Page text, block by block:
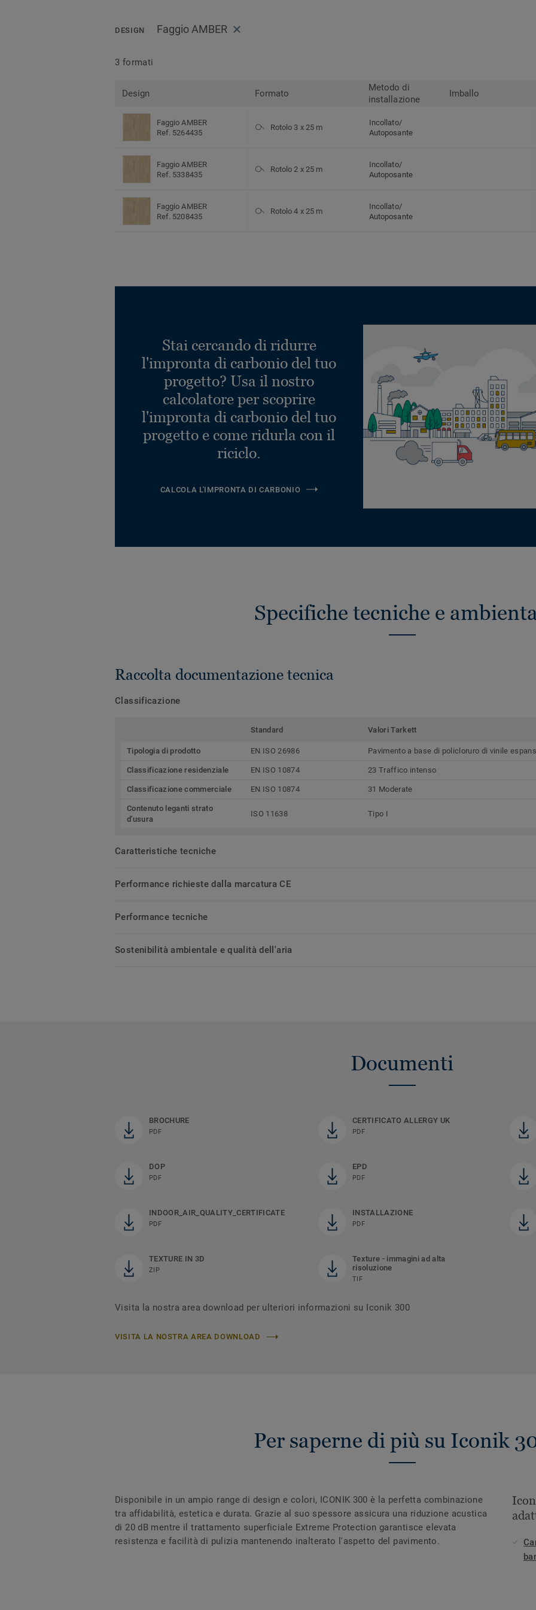
DESIGN Faggio AMBER
3 formati
Design Formato
Metodo di
installazione
Imballo
Faggio AMBER
Ref. 5264435
Rotolo 3 x 25 m
Incollato/
Autoposante
Faggio AMBER
Ref. 5338435
Rotolo 2 x 25 m
Incollato/
Autoposante
Faggio AMBER
Ref. 5208435
Rotolo 4 x 25 m
Incollato/
Autoposante
Stai cercando di ridurre
l'impronta di carbonio del tuo
progetto? Usa il nostro
calcolatore per scoprire
l'impronta di carbonio del tuo
progetto e come ridurla con il
riciclo.
CALCOLA L'IMPRONTA DI CARBONIO
Specifiche tecniche e
Raccolta documentazione tecnica
Classificazione
Standard Valori Tarkett
Tipologia di prodotto EN ISO 26986 Pavimento a base di policloruro di vinile
Classificazione residenziale EN ISO 10874 23 Traffico intenso
Classificazione commerciale EN ISO 10874 31 Moderate
Contenuto leganti strato
d'usura
ISO 11638 Tipo I
Caratteristiche tecniche
Performance richieste dalla marcatura CE
Performance tecniche
Sostenibilità ambientale e qualità dell'aria
Documenti
BROCHURE
PDF
CERTIFICATO ALLERGY UK
PDF
DOP
PDF
EPD
PDF
INDOOR_AIR_QUALITY_CERTIFICATE
PDF
INSTALLAZIONE
PDF
TEXTURE IN 3D
ZIP
Texture - immagini ad alta
risoluzione
TIF
Visita la nostra area download per ulteriori informazioni su Iconik 300
VISITA LA NOSTRA AREA DOWNLOAD
Per saperne di più su Iconik
Disponibile in un ampio range di design e colori, ICONIK 300 è la perfetta combinazione
tra affidabilità, estetica e durata. Grazie al suo spessore assicura una riduzione acustica
di 20 dB mentre il trattamento superficiale Extreme Protection garantisce elevata
resistenza e facilità di pulizia mantenendo inalterato l'aspetto del pavimento.